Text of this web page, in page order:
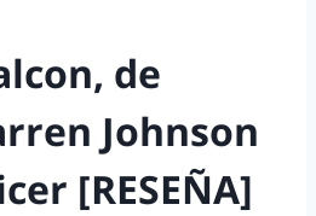
de
Johnson
[RESEÑA]